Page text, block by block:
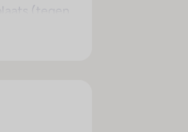
(tegen
een